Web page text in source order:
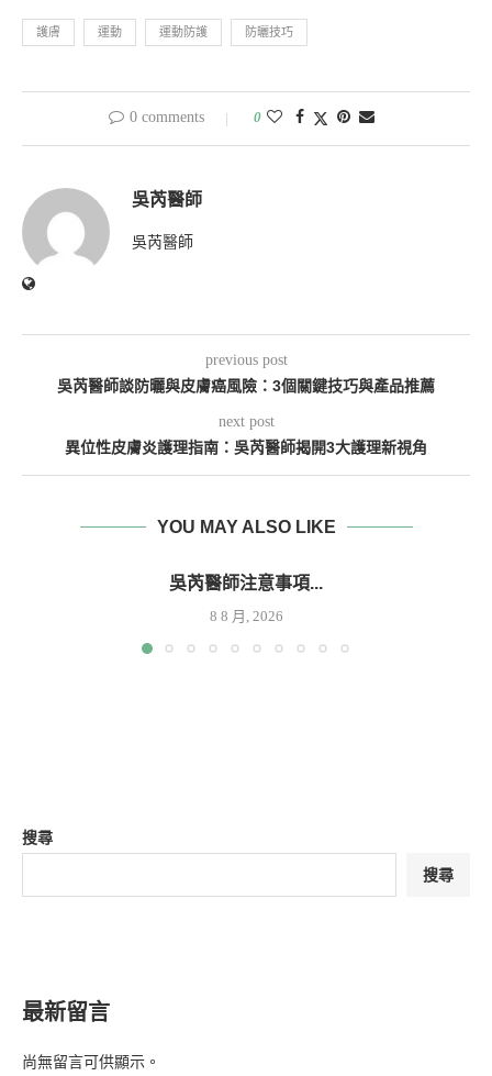
護膚 運動 運動防護 防曬技巧
0 comments 0
吳芮醫師
吳芮醫師
previous post
吳芮醫師談防曬與皮膚癌風險：3個關鍵技巧與產品推薦
next post
異位性皮膚炎護理指南：吳芮醫師揭開3大護理新視角
YOU MAY ALSO LIKE
吳芮醫師注意事項...
8 8 月, 2026
搜尋
搜尋
最新留言
尚無留言可供顯示。